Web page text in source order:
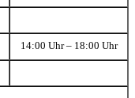
14:00 Uhr – 18:00 Uhr